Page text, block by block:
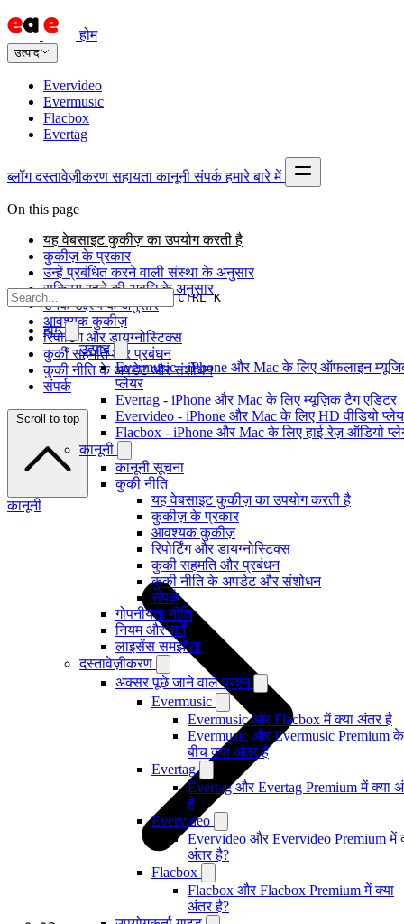
होम
उत्पाद
Evervideo
Evermusic
Flacbox
Evertag
ब्लॉग दस्तावेज़ीकरण सहायता कानूनी संपर्क हमारे बारे में
CTRL K
होम
उत्पाद
Evermusic - iPhone और Mac के लिए ऑफलाइन
प्लेयर
Evertag - iPhone और Mac के लिए म्यूज़िक टैग एडिटर
Evervideo - iPhone और Mac के लिए HD वीडियो
Flacbox - iPhone और Mac के लिए हाई-रेज़ ऑडियो
कानूनी
कानूनी सूचना
कुकी नीति
यह वेबसाइट कुकीज़ का उपयोग करती है
कुकीज़ के प्रकार
आवश्यक कुकीज़
रिपोर्टिंग और डायग्नोस्टिक्स
कुकी सहमति और प्रबंधन
कुकी नीति के अपडेट और संशोधन
संपर्क
गोपनीयता नीति
नियम और शर्तें
लाइसेंस समझौता
दस्तावेज़ीकरण
अक्सर पूछे जाने वाले प्रश्न
Evermusic
Evermusic और Flacbox में क्या अंतर है
Evermusic और Evermusic Premium के
बीच क्या अंतर है
Evertag
Evertag और Evertag Premium में क्या
है
Evervideo
Evervideo और Evervideo Premium में
अंतर है?
Flacbox
Flacbox और Flacbox Premium में क्या
अंतर है?
On this page
यह वेबसाइट कुकीज़ का उपयोग करती है
कुकीज़ के प्रकार
उन्हें प्रबंधित करने वाली संस्था के अनुसार
सक्रिय रहने की अवधि के अनुसार
उनके उद्देश्य के अनुसार
आवश्यक कुकीज़
रिपोर्टिंग और डायग्नोस्टिक्स
कुकी सहमति और प्रबंधन
कुकी नीति के अपडेट और संशोधन
संपर्क
Scroll to top
कानूनी